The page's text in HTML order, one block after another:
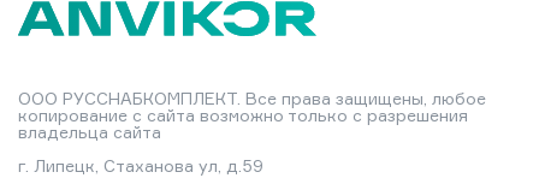
ООО РУССНАБКОМПЛЕКТ. Все права защищены, любое
копирование с сайта возможно только с разрешения
владельца сайта
г. Липецк, Стаханова ул, д.59